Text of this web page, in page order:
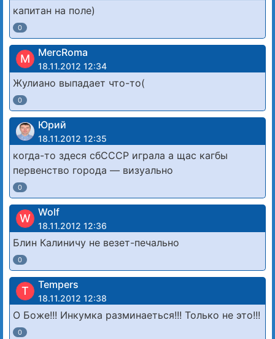
капитан на поле)
0
M MercRoma
18.11.2012 12:34
Жулиано выпадает что-то(
0
Юрий
18.11.2012 12:35
когда-то здеся сбСССР играла а щас кагбы
первенство города — визуально
0
W Wolf
18.11.2012 12:36
Блин Калиничу не везет-печально
0
T Tempers
18.11.2012 12:38
О Боже!!! Инкумка разминаеться!!! Только не это!!!
0